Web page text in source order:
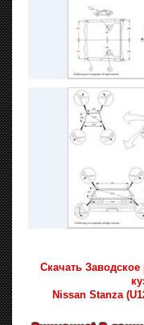
Скачать
Nissan Stanza